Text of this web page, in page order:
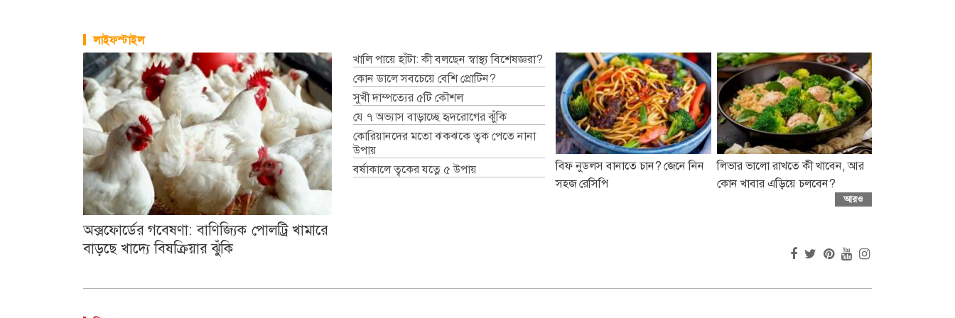
লাইফস্টাইল
অক্সফোর্ডের গবেষণা: বাণিজ্যিক পোলট্রি খামারে
বাড়ছে খাদ্যে বিষক্রিয়ার ঝুঁকি
খালি পায়ে হাঁটা: কী বলছেন স্বাস্থ্য বিশেষজ্ঞরা?
কোন ডালে সবচেয়ে বেশি প্রোটিন?
সুখী দাম্পত্যের ৫টি কৌশল
যে ৭ অভ্যাস বাড়াচ্ছে হৃদরোগের ঝুঁকি
কোরিয়ানদের মতো ঝকঝকে ত্বক পেতে নানা
উপায়
বর্ষাকালে ত্বকের যত্নে ৫ উপায়
বিফ নুডলস বানাতে চান? জেনে নিন
সহজ রেসিপি
লিভার ভালো রাখতে কী খাবেন, আর
কোন খাবার এড়িয়ে চলবেন?
আরও